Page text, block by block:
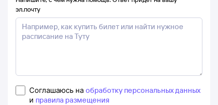
эл.почту
Соглашаюсь на обработку персональных данных
и правила размещения